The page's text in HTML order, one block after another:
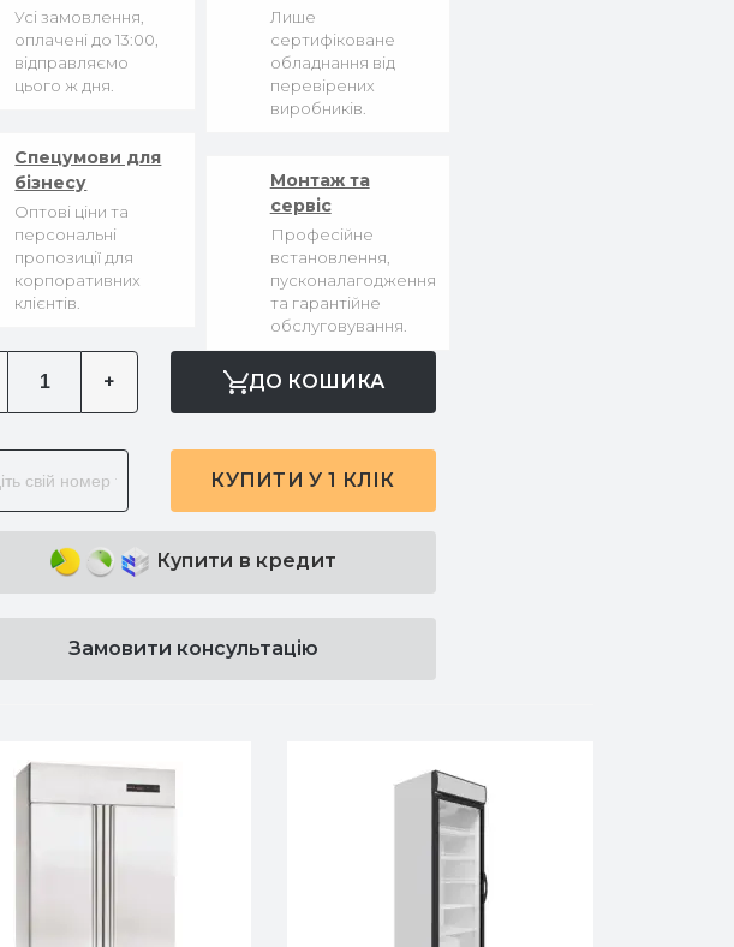
Усі замовлення,
оплачені до 13:00,
відправляємо
цього ж дня.
Лише
сертифіковане
обладнання від
перевірених
виробників.
Спецумови для
бізнесу
Оптові ціни та
персональні
пропозиції для
корпоративних
клієнтів.
Монтаж та
сервіс
Професійне
встановлення,
пусконалагодження
та гарантійне
обслуговування.
+ ДО КОШИКА
КУПИТИ У 1 КЛІК
Купити в кредит
Замовити консультацію